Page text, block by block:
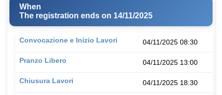
When
The registration ends on 14/11/2025
Convocazione e Inizio Lavori 04/11/2025 08:30
Pranzo Libero 04/11/2025 13:00
Chiusura Lavori 04/11/2025 18:30